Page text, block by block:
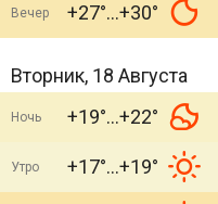
Вечер +27° +30°
Вторник, 18 Августа
Ночь +19° +22°
Утро +17° +19°